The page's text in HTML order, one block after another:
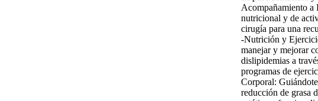
Acompañamiento a
nutricional y de
cirugía para una
-Nutrición y
manejar y mejorar
dislipidemias a
programas de
Corporal:
reducción de grasa